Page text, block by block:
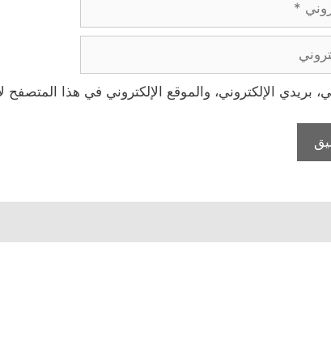
بريدي الإلكتروني، والموقع الإلكتروني في هذا المتصفح